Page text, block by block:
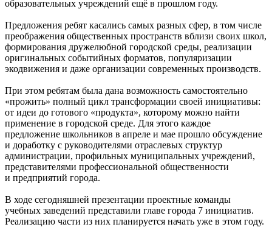
образовательных учреждений ещё в прошлом году.
Предложения ребят касались самых разных сфер, в том числе
преображения общественных пространств вблизи своих школ,
формирования дружелюбной городской среды, реализации
оригинальных событийных форматов, популяризации
экодвижения и даже организации современных производств.
При этом ребятам была дана возможность самостоятельно
«прожить» полный цикл трансформации своей инициативы:
от идеи до готового «продукта», которому можно найти
применение в городской среде. Для этого каждое
предложение школьников в апреле и мае прошло обсуждение
и доработку с руководителями отраслевых структур
администрации, профильных муниципальных учреждений,
представителями профессиональной общественности
и предприятий города.
В ходе сегодняшней презентации проектные команды
учебных заведений представили главе города 7 инициатив.
Реализацию части из них планируется начать уже в этом году.